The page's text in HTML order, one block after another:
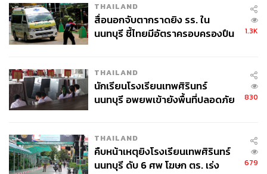
THAILAND
สื่อนอกจับตากราดยิง รร. ใน
นนทบุรี ชี้ไทยมีอัตราครอบครองปืน
1.3K
THAILAND
นักเรียนโรงเรียนเทพศิรินทร์
นนทบุรี อพยพเข้ายังพื้นที่ปลอดภัย
830
THAILAND
คืบหน้าเหตุยิงโรงเรียนเทพศิรินทร์
นนทบุรี ดับ 6 ศพ โฆษก ตร. เร่ง
679